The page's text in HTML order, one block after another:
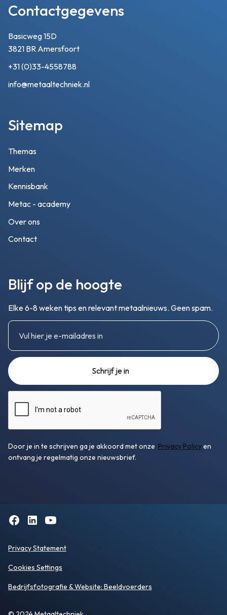
Contactgegevens
Basicweg 15D
3821 BR Amersfoort
+31 (0)33-4558788
info@metaaltechniek.nl
Sitemap
Themas
Merken
Kennisbank
Metac - academy
Over ons
Contact
Blijf op de hoogte
Elke 6-8 weken tips en relevant metaalnieuws. Geen spam.
Door je in te schrijven ga je akkoord met onze Privacy Policyen
ontvang je regelmatig onze nieuwsbrief.
Privacy Statement
Cookies Settings
Bedrijfsfotografie & Website: Beeldvoerders